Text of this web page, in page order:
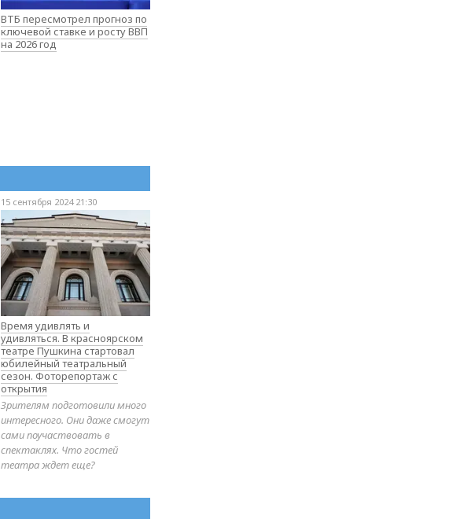
ВТБ пересмотрел прогноз по
ключевой ставке и росту ВВП
на 2026 год
15 сентября 2024 21:30
Время удивлять и
удивляться. В красноярском
театре Пушкина стартовал
юбилейный театральный
сезон. Фоторепортаж с
открытия
Зрителям подготовили много
интересного. Они даже смогут
сами поучаствовать в
спектаклях. Что гостей
театра ждет еще?